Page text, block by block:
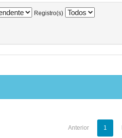
Registro(s)
Anterior 1